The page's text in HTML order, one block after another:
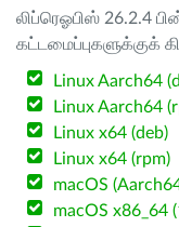
லிப்ரெஓபிஸ் 26.2.4
கட்டமைப்புகளுக்குக்
Linux Aarch64
Linux Aarch64
Linux x64 (deb)
Linux x64 (rpm)
macOS
macOS x86_64